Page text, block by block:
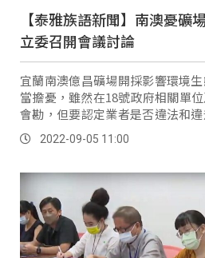
【泰雅族語新聞】南澳憂礦
立委召開會議討論
宜蘭南澳億昌礦場開採影響環境
當擔憂，雖然在18號政府相關單
會勘，但要認定業者是否違法和違
討論，因此立委孔文吉在30號，召
署、警政署等行政單位，舉行會議。
2022-09-05 11:00